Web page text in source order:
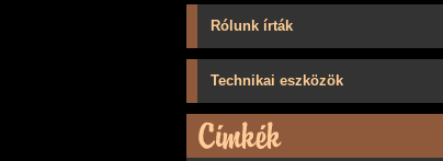
Rólunk írták
Technikai eszközök